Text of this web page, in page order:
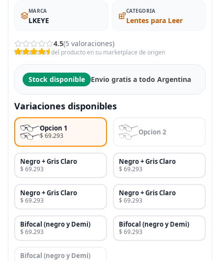
MARCA
LKEYE
CATEGORIA
Lentes para Leer
4.5(5 valoraciones)
Valoraciones del producto en su marketplace de origen
Stock disponible Envio gratis a todo Argentina
Variaciones disponibles
Opcion 1
$ 69.293 Opcion 2
Negro + Gris Claro
$ 69.293
Negro + Gris Claro
$ 69.293
Negro + Gris Claro
$ 69.293
Negro + Gris Claro
$ 69.293
Bifocal (negro y Demi)
$ 69.293
Bifocal (negro y Demi)
$ 69.293
Bifocal (negro y Demi)